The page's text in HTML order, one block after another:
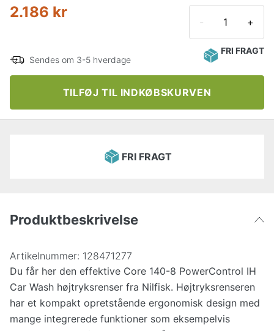
2.186 kr
+
Sendes om 3-5 hverdage
FRI FRAGT
TILFØJ TIL INDKØBSKURVEN
FRI FRAGT
Produktbeskrivelse
Artikelnummer: 128471277
Du får her den effektive Core 140-8 PowerControl IH
Car Wash højtryksrenser fra Nilfisk. Højtryksrenseren
har et kompakt opretstående ergonomisk design med
mange integrerede funktioner som eksempelvis